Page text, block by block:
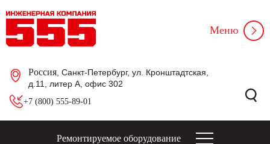
Россия , Санкт-Петербург, ул. Кронштадтская,
д.11, литер А, офис 302
+7 (800) 555-89-01
Меню
Ремонтируемое оборудование